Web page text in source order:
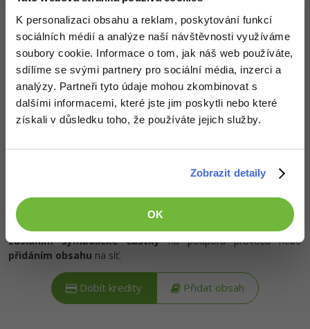
K personalizaci obsahu a reklam, poskytování funkcí
sociálních médií a analýze naší návštěvnosti využíváme
soubory cookie. Informace o tom, jak náš web používáte,
sdílíme se svými partnery pro sociální média, inzerci a
analýzy. Partneři tyto údaje mohou zkombinovat s
dalšími informacemi, které jste jim poskytli nebo které
získali v důsledku toho, že používáte jejich služby.
Zobrazit detaily
OK
Photoshop
Adobe Illustrator -80%
Adobe Lightroom -30%
Adobe XD -15%
Inkscape
Fotografování -80%
Video
Blog
Kariéra
Pro firmy
Popis článku
Požadovaný článek má následující obsah:
V tutoriálu si ukážeme jak dokončit instalaci
virtuálního počítače vytvořeného ve VirtualBox.
Kredity získáš, když
. To můžeš udělat buď
zasláním symbolické částkyna podporu provozu nebo
přidáním obsahu na síť.
Dobít kredity Přidat obsah